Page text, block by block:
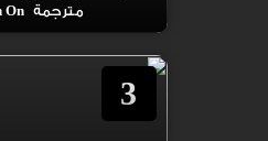
مترجمة Run On ح4
3